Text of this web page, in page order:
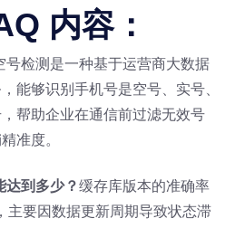
内容：
号检测是一种基于运营商大数据
能够识别手机号是空号、实号、
帮助企业在通信前过滤无效号
准度。
达到多少？缓存库版本的准确率
主要因数据更新周期导致状态滞